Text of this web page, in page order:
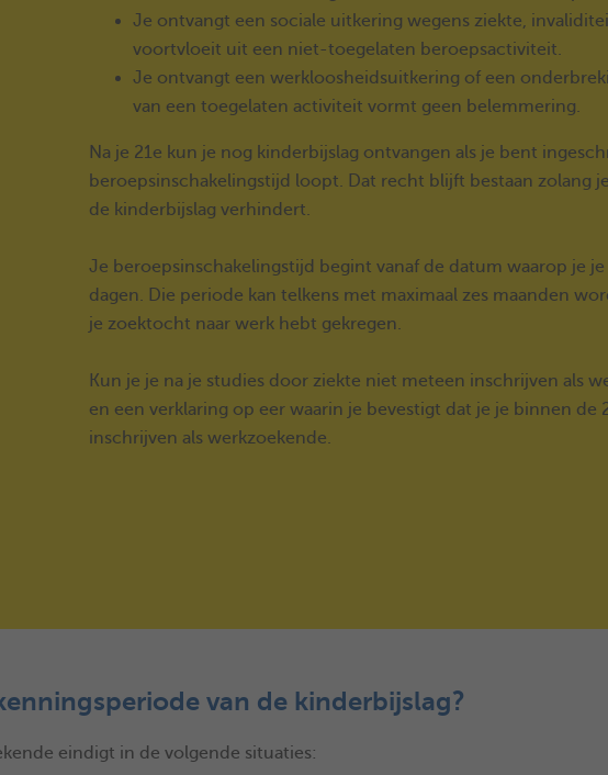
Je ontvangt een sociale uitkering wegens ziekte,
voortvloeit uit een niet-toegelaten beroepsactiviteit.
Je ontvangt een werkloosheidsuitkering of een
van een toegelaten activiteit vormt geen belemmering.
Na je 21e kun je nog kinderbijslag ontvangen als je bent
beroepsinschakelingstijd loopt. Dat recht blijft bestaan zolang
de kinderbijslag verhindert.
Je beroepsinschakelingstijd begint vanaf de datum waarop je
dagen. Die periode kan telkens met maximaal zes maanden
je zoektocht naar werk hebt gekregen.
Kun je je na je studies door ziekte niet meteen inschrijven als
en een verklaring op eer waarin je bevestigt dat je je binnen
inschrijven als werkzoekende.
van de kinderbijslag?
eindigt in de volgende situaties: